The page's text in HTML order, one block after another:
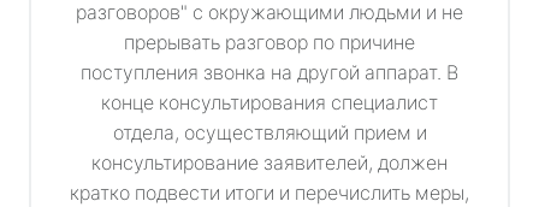
разговоров" с окружающими людьми и не
прерывать разговор по причине
поступления звонка на другой аппарат. В
конце консультирования специалист
отдела, осуществляющий прием и
консультирование заявителей, должен
кратко подвести итоги и перечислить меры,